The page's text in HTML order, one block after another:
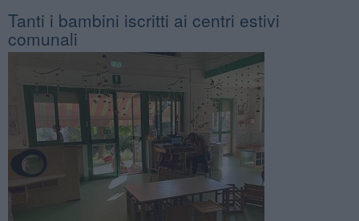
Tanti i bambini iscritti ai centri estivi
comunali